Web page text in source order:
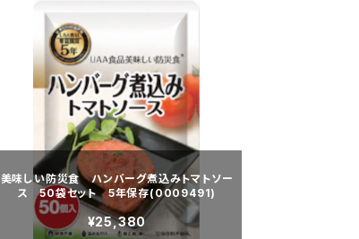
美味しい防災食 ハンバーグ煮込みトマトソー
ス 50袋セット 5年保存(0009491)
¥25,380